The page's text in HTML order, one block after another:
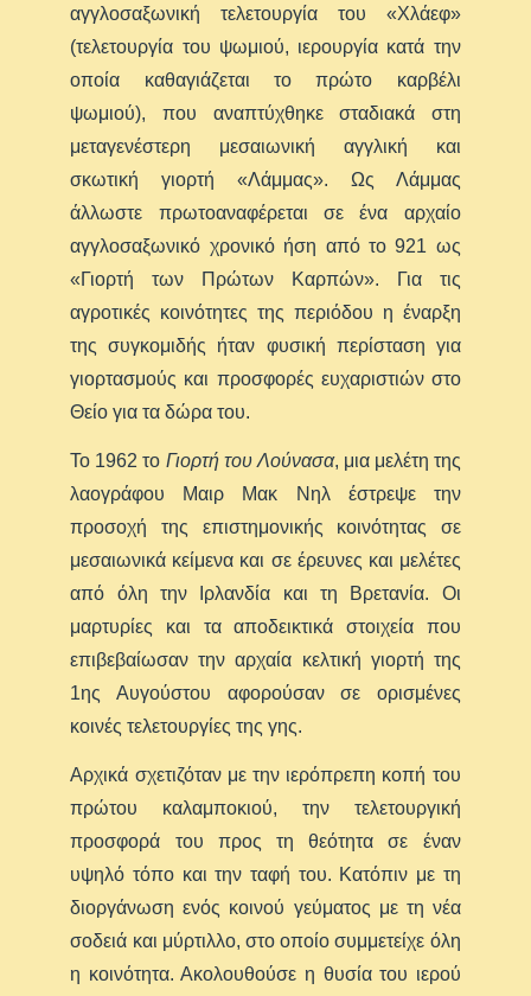
αγγλοσαξωνική τελετουργία του «Χλάεφ»
(τελετουργία του ψωμιού, ιερουργία κατά την
οποία καθαγιάζεται το πρώτο καρβέλι
ψωμιού), που αναπτύχθηκε σταδιακά στη
μεταγενέστερη μεσαιωνική αγγλική και
σκωτική γιορτή «Λάμμας». Ως Λάμμας
άλλωστε πρωτοαναφέρεται σε ένα αρχαίο
αγγλοσαξωνικό χρονικό ήση από το 921 ως
«Γιορτή των Πρώτων Καρπών». Για τις
αγροτικές κοινότητες της περιόδου η έναρξη
της συγκομιδής ήταν φυσική περίσταση για
γιορτασμούς και προσφορές ευχαριστιών στο
Θείο για τα δώρα του.
Το 1962 το Γιορτή του Λούνασα, μια μελέτη της
λαογράφου Μαιρ Μακ Νηλ έστρεψε την
προσοχή της επιστημονικής κοινότητας σε
μεσαιωνικά κείμενα και σε έρευνες και μελέτες
από όλη την Ιρλανδία και τη Βρετανία. Οι
μαρτυρίες και τα αποδεικτικά στοιχεία που
επιβεβαίωσαν την αρχαία κελτική γιορτή της
1ης Αυγούστου αφορούσαν σε ορισμένες
κοινές τελετουργίες της γης.
Αρχικά σχετιζόταν με την ιερόπρεπη κοπή του
πρώτου καλαμποκιού, την τελετουργική
προσφορά του προς τη θεότητα σε έναν
υψηλό τόπο και την ταφή του. Κατόπιν με τη
διοργάνωση ενός κοινού γεύματος με τη νέα
σοδειά και μύρτιλλο, στο οποίο συμμετείχε όλη
η κοινότητα. Ακολουθούσε η θυσία του ιερού